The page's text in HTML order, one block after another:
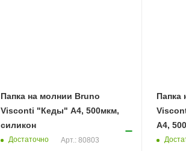
Папка на молнии Bruno
Visconti "Кеды" А4, 500мкм,
силикон
Достаточно Арт.: 80803
Папка
А4,